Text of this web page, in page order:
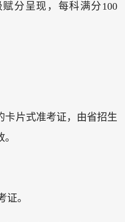
赋分呈现，每科满分100
卡片式准考证，由省招生
证。